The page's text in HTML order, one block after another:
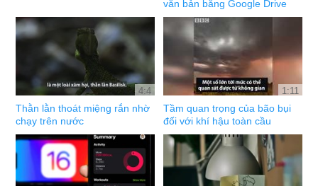
văn bản bằng Google Drive
4:4
Thằn lằn thoát miệng rắn nhờ
chạy trên nước
1:11
Tầm quan trọng của bão bụi
đối với khí hậu toàn cầu